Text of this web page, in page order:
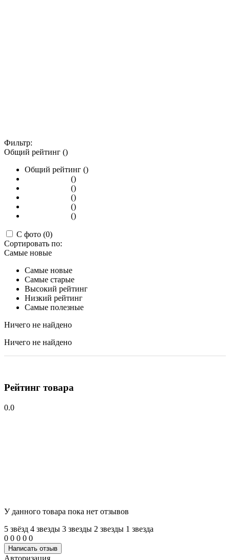
Фильтр:
Общий рейтинг ()
Общий рейтинг ()
()
()
()
()
()
С фото (0)
Сортировать по:
Самые новые
Самые новые
Самые старые
Высокий рейтинг
Низкий рейтинг
Самые полезные
Ничего не найдено
Ничего не найдено
Рейтинг товара
0.0
У данного товара пока нет отзывов
5 звёзд 4 звeзды 3 звeзды 2 звeзды 1 звeзда
0 0 0 0 0
Написать отзыв
Авторизация